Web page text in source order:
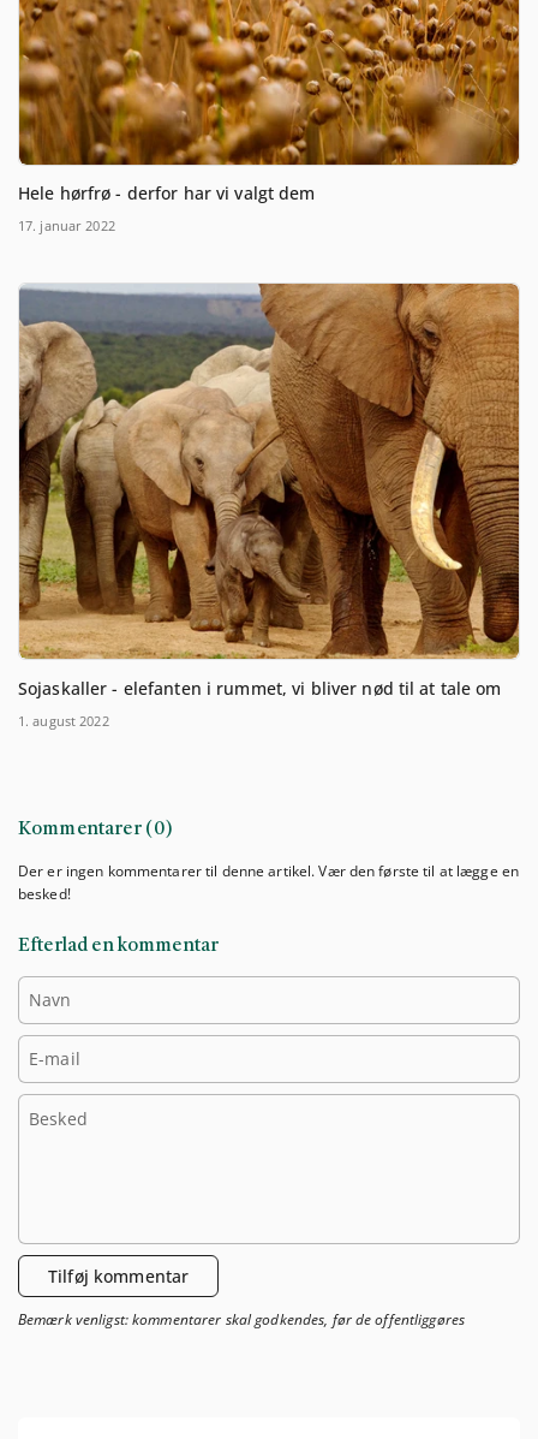
Hele hørfrø - derfor har vi valgt dem
17. januar 2022
Sojaskaller - elefanten i rummet, vi bliver nød til at tale om
1. august 2022
Kommentarer (0)
Der er ingen kommentarer til denne artikel. Vær den første til at lægge en
besked!
Efterlad en kommentar
Navn
E-mail
Besked
Tilføj kommentar
Bemærk venligst: kommentarer skal godkendes, før de offentliggøres